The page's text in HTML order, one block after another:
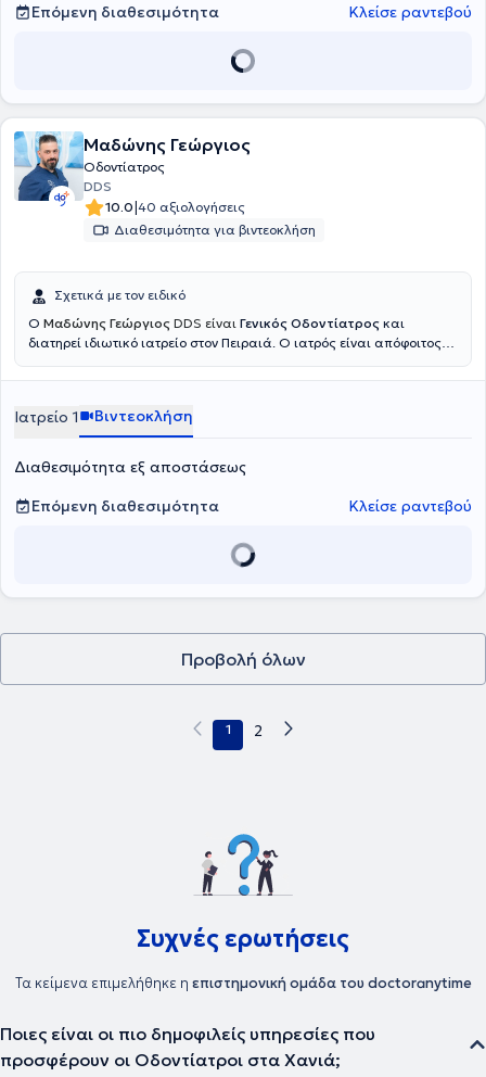
Επόμενη διαθεσιμότητα
Κλείσε ραντεβού
Μαδώνης Γεώργιος
Οδοντίατρος
DDS
10.0|40 αξιολογήσεις
Διαθεσιμότητα για βιντεοκλήση
Σχετικά με τον ειδικό
Ο Μαδώνης Γεώργιος DDS είναι Γενικός Οδοντίατρος και
διατηρεί ιδιωτικό ιατρείο στον Πειραιά. Ο ιατρός είναι απόφοιτος
Φιλιππούπολης. Παράλληλα, υπηρέτησε ως Οπλίτης Οδοντίατρος
διαρκώς στην επιστημονική του κατάρτιση, έχει εξειδικευθεί στα
οδοντικά εμφυτεύματα μέσω της Εταιρείας Οδοντοστοματολογικής
Ερεύνης, ενώ έχει συμμετάσχει σε πληθώρα σεμιναρίων και
πρακτικών εργαστηρίων που καλύπτουν ένα ευρύ φάσμα της
σύγχρονης οδοντιατρικής. Ενδεικτικά, έχει εκπαιδευτεί σε τεχνικές
οστικής ανάπλασης, ανύψωση ιγμορείου, αισθητικές
ενδοστοματικών συσκευών για την αντιμετώπιση Κρανιογναθικών
Ιατρείο 1 Βιντεοκλήση
Διαθεσιμότητα εξ αποστάσεως
Επόμενη διαθεσιμότητα
Κλείσε ραντεβού
Προβολή όλων
1 2
Συχνές ερωτήσεις
Τα κείμενα επιμελήθηκε η επιστημονική ομάδα του doctoranytime
Ποιες είναι οι πιο δημοφιλείς υπηρεσίες που
προσφέρουν οι Οδοντίατροι στα Χανιά;